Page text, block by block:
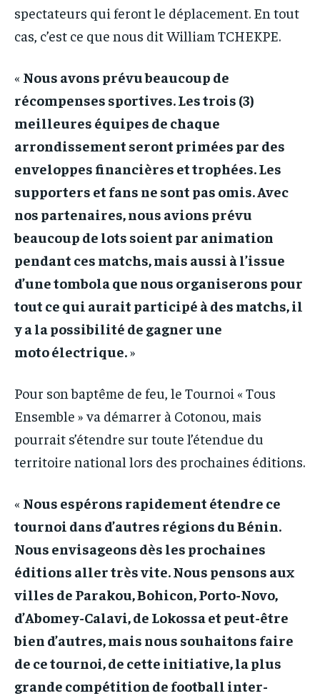
spectateurs qui feront le déplacement. En tout
cas, c’est ce que nous dit William TCHEKPE.
« Nous avons prévu beaucoup de
récompenses sportives. Les trois (3)
meilleures équipes de chaque
arrondissement seront primées par des
enveloppes financières et trophées. Les
supporters et fans ne sont pas omis. Avec
nos partenaires, nous avions prévu
beaucoup de lots soient par animation
pendant ces matchs, mais aussi à l’issue
d’une tombola que nous organiserons pour
tout ce qui aurait participé à des matchs, il
y a la possibilité de gagner une
moto électrique.»
Pour son baptême de feu, le Tournoi « Tous
Ensemble » va démarrer à Cotonou, mais
pourrait s’étendre sur toute l’étendue du
territoire national lors des prochaines éditions.
« Nous espérons rapidement étendre ce
tournoi dans d’autres régions du Bénin.
Nous envisageons dès les prochaines
éditions aller très vite. Nous pensons aux
villes de Parakou, Bohicon, Porto-Novo,
d’Abomey-Calavi, de Lokossa et peut-être
bien d’autres, mais nous souhaitons faire
de ce tournoi, de cette initiative, la plus
grande compétition de football inter-